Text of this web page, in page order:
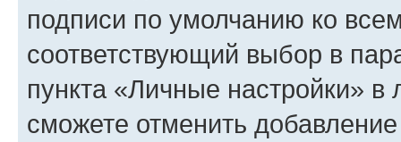
подписи по умолчанию ко
соответствующий выбор в
пункта «Личные настройки»
сможете отменить